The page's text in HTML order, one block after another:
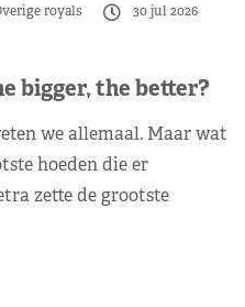
royals
30 jul 2026
bigger, the better?
we allemaal. Maar wat
hoeden die er
zette de grootste